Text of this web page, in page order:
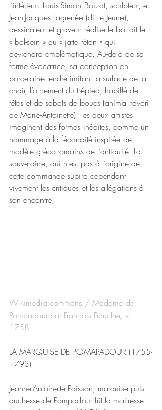
l’intérieur. Louis-Simon Boizot, sculpteur, et
Jean-Jacques Lagrenée (dit le Jeune),
dessinateur et graveur réalise le bol dit le
« bol-sein » ou « jatte téton » qui
deviendra emblématique. Au-delà de sa
forme évocatrice, sa conception en
porcelaine tendre imitant la surface de la
chair, l’ornement du trépied, habillé de
têtes et de sabots de boucs (animal favori
de Marie-Antoinette), les deux artistes
imaginent des formes inédites, comme un
hommage à la fécondité inspirée de
modèle gréco-romains de l’antiquité. La
souveraine, qui n'est pas à l’origine de
cette commande subira cependant
vivement les critiques et les allégations à
son encontre.
Wikimédia commons / Madame de
Pompadour par François Boucher, v.
1758
LA MARQUISE DE POMAPADOUR (1755-
1793)
Jeanne-Antoinette Poisson, marquise puis
duchesse de Pompadour fût la maitresse